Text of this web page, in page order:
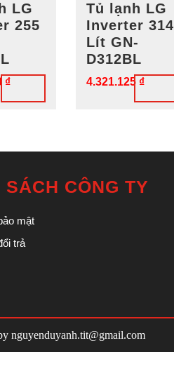
LG
255
₫
Tủ lạnh LG
Inverter 314
Lít GN-
D312BL
4.321.125 ₫
SÁCH CÔNG TY
mật
trả
nguyenduyanh.tit@gmail.com